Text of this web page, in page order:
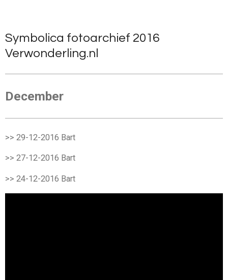
naar
de
hoofdinhoud
Symbolica fotoarchief 2016
Verwonderling.nl
December
>> 29-12-2016 Bart
>> 27-12-2016 Bart
>> 24-12-2016 Bart